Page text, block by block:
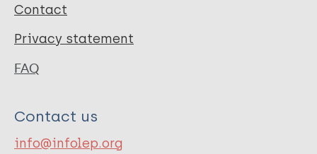
Contact
Privacy statement
FAQ
Contact us
info@infolep.org